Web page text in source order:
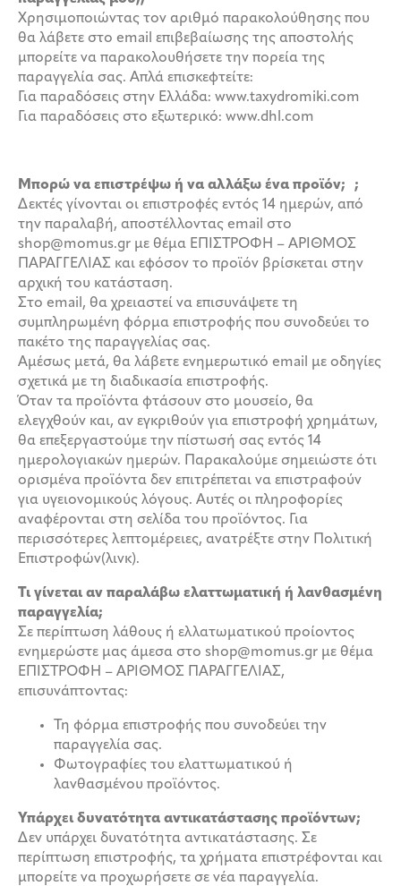
Χρησιμοποιώντας τον αριθμό παρακολούθησης που
θα λάβετε στο email επιβεβαίωσης της αποστολής
μπορείτε να παρακολουθήσετε την πορεία της
παραγγελία σας. Απλά επισκεφτείτε:
Για παραδόσεις στην Ελλάδα: www.taxydromiki.com
Για παραδόσεις στο εξωτερικό: www.dhl.com
Μπορώ να επιστρέψω ή να αλλάξω ένα προϊόν; ;
Δεκτές γίνονται οι επιστροφές εντός 14 ημερών, από
την παραλαβή, αποστέλλοντας email στο
shop@momus.gr με θέμα ΕΠΙΣΤΡΟΦΗ – ΑΡΙΘΜΟΣ
ΠΑΡΑΓΓΕΛΙΑΣ και εφόσον το προϊόν βρίσκεται στην
αρχική του κατάσταση.
Στο email, θα χρειαστεί να επισυνάψετε τη
συμπληρωμένη φόρμα επιστροφής που συνοδεύει το
πακέτο της παραγγελίας σας.
Αμέσως μετά, θα λάβετε ενημερωτικό email με οδηγίες
σχετικά με τη διαδικασία επιστροφής.
Όταν τα προϊόντα φτάσουν στο μουσείο, θα
ελεγχθούν και, αν εγκριθούν για επιστροφή χρημάτων,
θα επεξεργαστούμε την πίστωσή σας εντός 14
ημερολογιακών ημερών. Παρακαλούμε σημειώστε ότι
ορισμένα προϊόντα δεν επιτρέπεται να επιστραφούν
για υγειονομικούς λόγους. Αυτές οι πληροφορίες
αναφέρονται στη σελίδα του προϊόντος. Για
περισσότερες λεπτομέρειες, ανατρέξτε στην Πολιτική
Επιστροφών(λινκ).
Τι γίνεται αν παραλάβω ελαττωματική ή λανθασμένη
παραγγελία;
Σε περίπτωση λάθους ή ελλατωματικού προίοντος
ενημερώστε μας άμεσα στο shop@momus.gr με θέμα
ΕΠΙΣΤΡΟΦΗ – ΑΡΙΘΜΟΣ ΠΑΡΑΓΓΕΛΙΑΣ,
επισυνάπτοντας:
Τη φόρμα επιστροφής που συνοδεύει την
παραγγελία σας.
Φωτογραφίες του ελαττωματικού ή
λανθασμένου προϊόντος.
Υπάρχει δυνατότητα αντικατάστασης προϊόντων;
Δεν υπάρχει δυνατότητα αντικατάστασης. Σε
περίπτωση επιστροφής, τα χρήματα επιστρέφονται και
μπορείτε να προχωρήσετε σε νέα παραγγελία.